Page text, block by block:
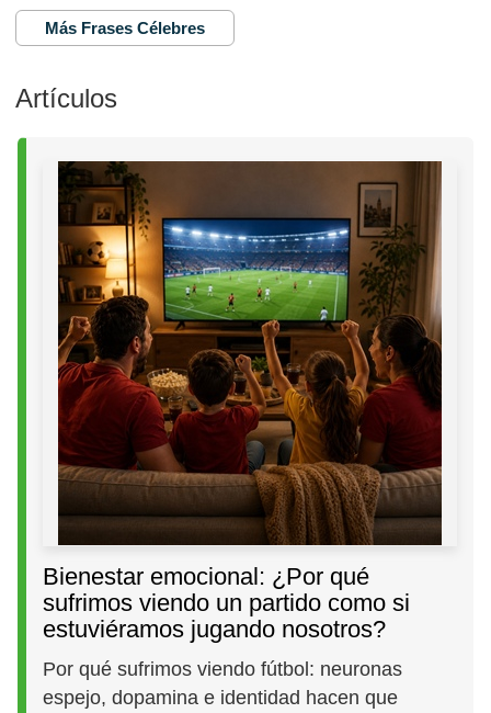
Más Frases Célebres
Artículos
Bienestar emocional: ¿Por qué
sufrimos viendo un partido como si
estuviéramos jugando nosotros?
Por qué sufrimos viendo fútbol: neuronas
espejo, dopamina e identidad hacen que